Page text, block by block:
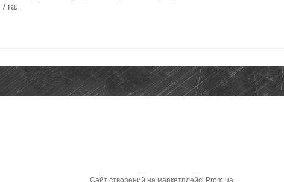
га.
Сайт створений на маркетплейсі Prom.ua